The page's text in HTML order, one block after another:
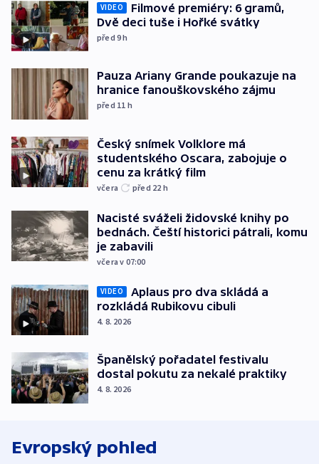
VIDEO
Filmové premiéry: 6 gramů,
Dvě deci tuše i Hořké svátky
před 9h
Pauza Ariany Grande poukazuje na
hranice fanouškovského zájmu
před 11 h
Český snímek Volklore má
studentského Oscara, zabojuje o
cenu za krátký film
včera před 22 h
Nacisté sváželi židovské knihy po
bednách. Čeští historici pátrali, komu
je zabavili
včera v 07:00
VIDEO
Aplaus pro dva skládá a
rozkládá Rubikovu cibuli
4. 8. 2026
Španělský pořadatel festivalu
dostal pokutu za nekalé praktiky
4. 8. 2026
Evropský pohled